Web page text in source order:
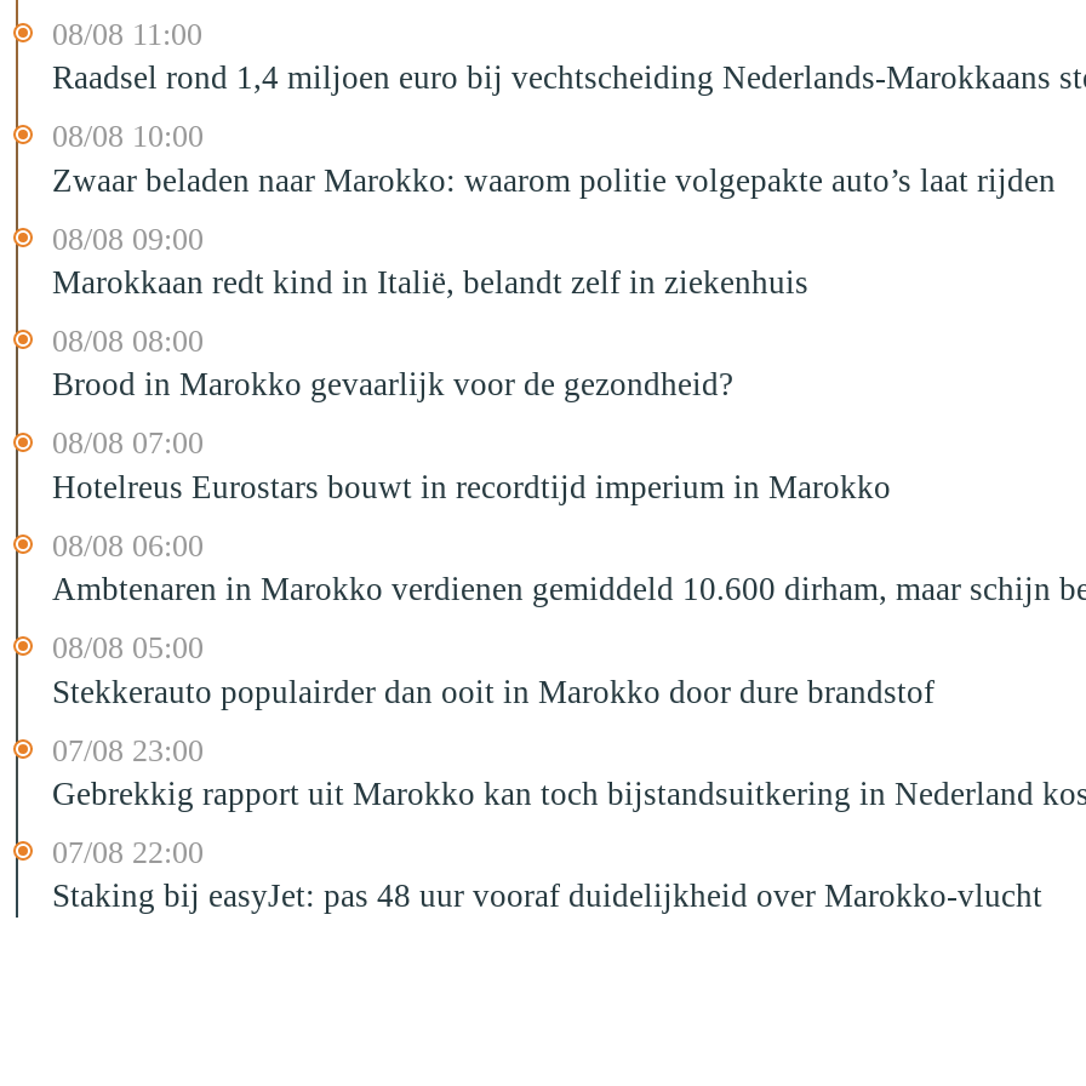
08/08 11:00
Raadsel rond 1,4 miljoen euro bij vechtscheiding Nederlands-Marokkaans
08/08 10:00
Zwaar beladen naar Marokko: waarom politie volgepakte auto’s laat rijden
08/08 09:00
Marokkaan redt kind in Italië, belandt zelf in ziekenhuis
08/08 08:00
Brood in Marokko gevaarlijk voor de gezondheid?
08/08 07:00
Hotelreus Eurostars bouwt in recordtijd imperium in Marokko
08/08 06:00
Ambtenaren in Marokko verdienen gemiddeld 10.600 dirham, maar schijn
08/08 05:00
Stekkerauto populairder dan ooit in Marokko door dure brandstof
07/08 23:00
Gebrekkig rapport uit Marokko kan toch bijstandsuitkering in Nederland
07/08 22:00
Staking bij easyJet: pas 48 uur vooraf duidelijkheid over Marokko-vlucht